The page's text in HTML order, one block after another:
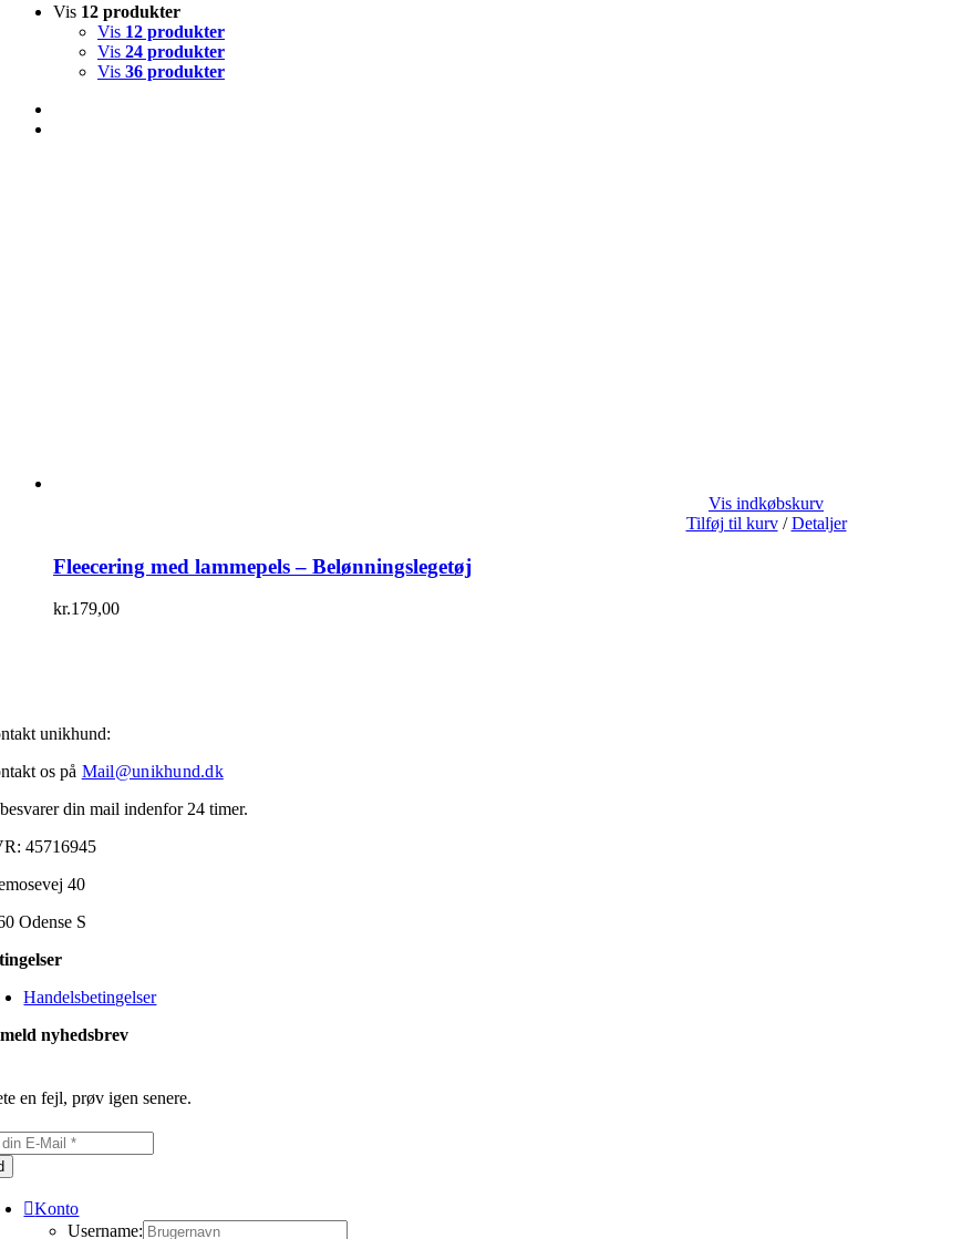
Vis 12 produkter
Vis 12 produkter
Vis 24 produkter
Vis 36 produkter
Vis indkøbskurv
Tilføj til kurv / Detaljer
Fleecering med lammepels – Belønningslegetøj
kr.179,00
unikhund:
os på Mail@unikhund.dk
din mail indenfor 24 timer.
45716945
40
Odense S
Handelsbetingelser
nyhedsbrev
en fejl, prøv igen senere.
Konto
Username: